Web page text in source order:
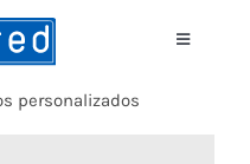
Toggle
personalizados